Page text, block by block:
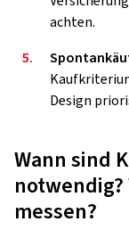
achten.
5.
Design
Wann sind
messen?